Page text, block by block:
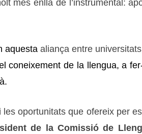
més enllà de l’instrumental:
aquestaaliança entre
coneixement de la llengua, a
oportunitats que ofereix per
de la Comissió de